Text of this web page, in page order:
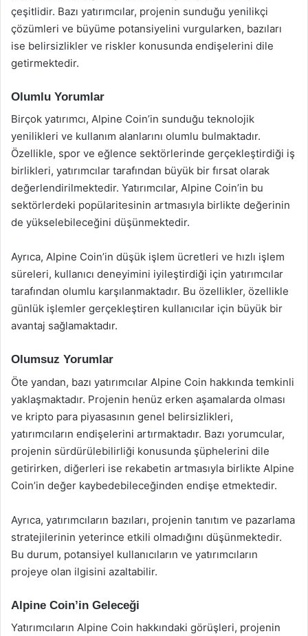
çeşitlidir. Bazı yatırımcılar, projenin sunduğu yenilikçi
çözümleri ve büyüme potansiyelini vurgularken, bazıları
ise belirsizlikler ve riskler konusunda endişelerini dile
getirmektedir.
Olumlu Yorumlar
Birçok yatırımcı, Alpine Coin’in sunduğu teknolojik
yenilikleri ve kullanım alanlarını olumlu bulmaktadır.
Özellikle, spor ve eğlence sektörlerinde gerçekleştirdiği iş
birlikleri, yatırımcılar tarafından büyük bir fırsat olarak
değerlendirilmektedir. Yatırımcılar, Alpine Coin’in bu
sektörlerdeki popülaritesinin artmasıyla birlikte değerinin
de yükselebileceğini düşünmektedir.
Ayrıca, Alpine Coin’in düşük işlem ücretleri ve hızlı işlem
süreleri, kullanıcı deneyimini iyileştirdiği için yatırımcılar
tarafından olumlu karşılanmaktadır. Bu özellikler, özellikle
günlük işlemler gerçekleştiren kullanıcılar için büyük bir
avantaj sağlamaktadır.
Olumsuz Yorumlar
Öte yandan, bazı yatırımcılar Alpine Coin hakkında temkinli
yaklaşmaktadır. Projenin henüz erken aşamalarda olması
ve kripto para piyasasının genel belirsizlikleri,
yatırımcıların endişelerini artırmaktadır. Bazı yorumcular,
projenin sürdürülebilirliği konusunda şüphelerini dile
getirirken, diğerleri ise rekabetin artmasıyla birlikte Alpine
Coin’in değer kaybedebileceğinden endişe etmektedir.
Ayrıca, yatırımcıların bazıları, projenin tanıtım ve pazarlama
stratejilerinin yeterince etkili olmadığını düşünmektedir.
Bu durum, potansiyel kullanıcıların ve yatırımcıların
projeye olan ilgisini azaltabilir.
Alpine Coin’in Geleceği
Yatırımcıların Alpine Coin hakkındaki görüşleri, projenin